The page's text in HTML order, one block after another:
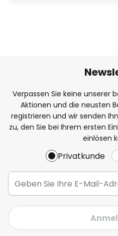
Verpassen Sie keine unserer
Aktionen und die neusten
registrieren und wir senden
zu, den Sie bei Ihrem ersten
einlösen
Privatkunde